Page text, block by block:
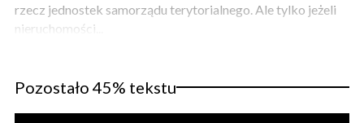
rzecz jednostek samorządu terytorialnego. Ale tylko jeżeli
nieruchomości...
Pozostało 45% tekstu